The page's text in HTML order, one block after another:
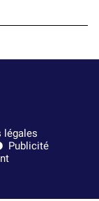
légales
Publicité